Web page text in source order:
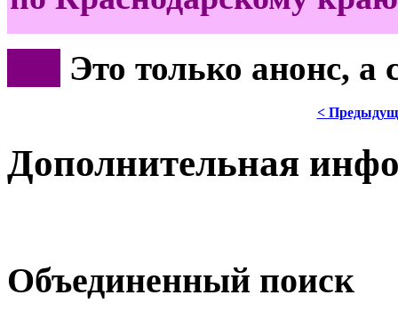
Это только анонс,
<
Дополнительная
Объединенный поиск